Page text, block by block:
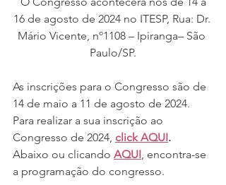
16 de agosto de 2024 no ITESP, Rua: Dr.
Mário Vicente, nº1108 – Ipiranga– São
Paulo/SP.
As inscrições para o Congresso são de
14 de maio a 11 de agosto de 2024.
Para realizar a sua inscrição ao
Congresso de 2024, click AQUI.
Abaixo ou clicando AQUI, encontra-se
a programação do congresso.